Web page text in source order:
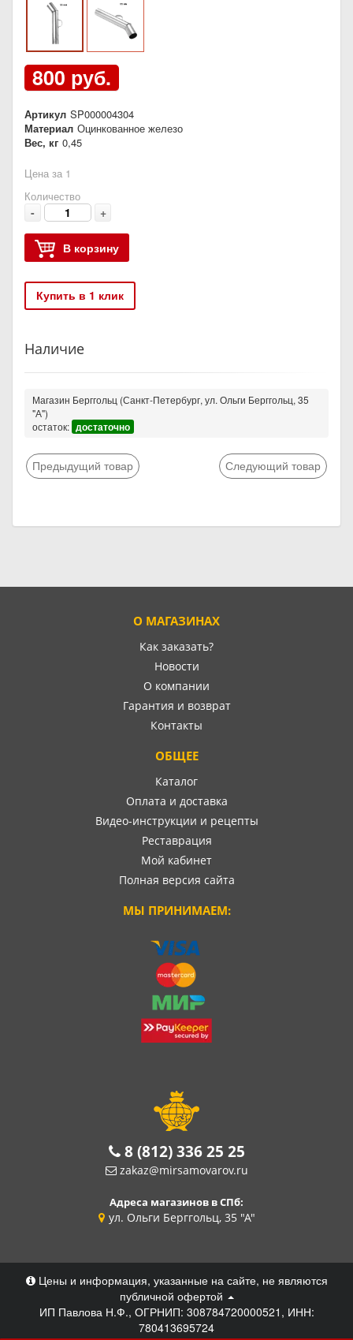
800 руб.
Артикул SP000004304
Материал Оцинкованное железо
Вес, кг 0,45
Цена за 1
Количество
- +
В корзину
Купить в 1 клик
Наличие
Магазин Берггольц (Санкт-Петербург, ул. Ольги Берггольц, 35
"А")
остаток: достаточно
Предыдущий товар Следующий товар
О МАГАЗИНАХ
Как заказать?
Новости
О компании
Гарантия и возврат
Контакты
ОБЩЕЕ
Каталог
Оплата и доставка
Видео-инструкции и рецепты
Реставрация
Мой кабинет
Полная версия сайта
МЫ ПРИНИМАЕМ:
8 (812) 336 25 25
zakaz@mirsamovarov.ru
Адреса магазинов в СПб:
ул. Ольги Берггольц, 35 "А"
Цены и информация, указанные на сайте, не являются
публичной офертой
ИП Павлова Н.Ф., ОГРНИП: 308784720000521, ИНН:
780413695724